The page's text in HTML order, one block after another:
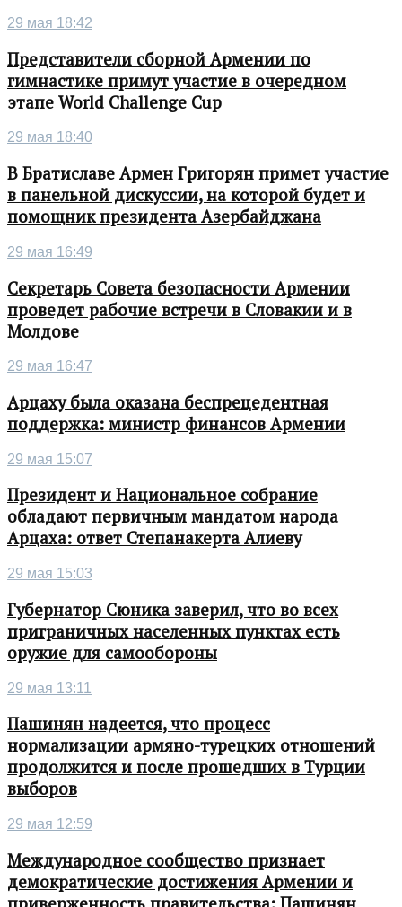
29 мая 18:42
Представители сборной Армении по
гимнастике примут участие в очередном
этапе World Challenge Cup
29 мая 18:40
В Братиславе Армен Григорян примет участие
в панельной дискуссии, на которой будет и
помощник президента Азербайджана
29 мая 16:49
Секретарь Совета безопасности Армении
проведет рабочие встречи в Словакии и в
Молдове
29 мая 16:47
Арцаху была оказана беспрецедентная
поддержка: министр финансов Армении
29 мая 15:07
Президент и Национальное собрание
обладают первичным мандатом народа
Арцаха: ответ Степанакерта Алиеву
29 мая 15:03
Губернатор Сюника заверил, что во всех
приграничных населенных пунктах есть
оружие для самообороны
29 мая 13:11
Пашинян надеется, что процесс
нормализации армяно-турецких отношений
продолжится и после прошедших в Турции
выборов
29 мая 12:59
Международное сообщество признает
демократические достижения Армении и